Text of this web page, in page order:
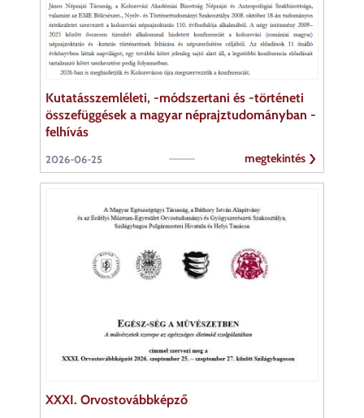
Kutatásszemléleti, -módszertani és -történeti
összefüggések a magyar néprajztudományban -
felhívás
2026-06-25 megtekintés
XXXI. Orvostovábbképző